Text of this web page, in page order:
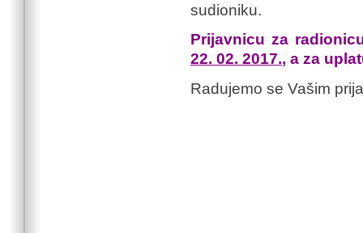
sudioniku.
Prijavnicu za
22. 02. 2017., a za
Radujemo se Vašim